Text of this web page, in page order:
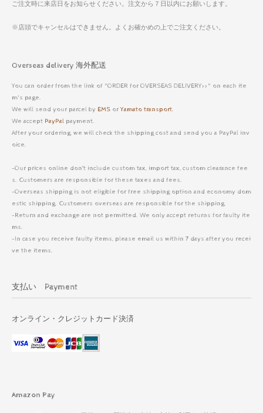
ご注文時に来店日をお知らせください。注文から７日以内にお願いします。
※店頭でキャンセルはできません。よくお確かめの上でご注文ください。
Overseas delivery 海外配送
You can order from the link of "ORDER for OVERSEAS DELIVERY>>" on each ite
m's page.
We will send your parcel by EMS orYamato transport.
We accept PayPal payment.
After your ordering, we will check the shipping cost and send you a PayPal inv
oice.
-Our prices online don’t include custom tax, import tax, custom clearance fee
s. Customers are responsible for these taxes and fees.
-Overseas shipping is not eligible for free shipping option and economy dom
estic shipping. Customers overseas are responsible for the shipping.
-Return and exchange are not permitted. We only accept returns for faulty ite
ms.
-In case you receive faulty items, please email us within 7 days after you recei
ve the items.
支払い Payment
オンライン・クレジットカード決済
Amazon Pay